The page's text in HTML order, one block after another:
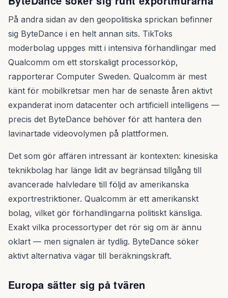
På andra sidan av den geopolitiska sprickan befinner
sig ByteDance i en helt annan sits. TikToks
moderbolag uppges mitt i intensiva förhandlingar med
Qualcomm om ett storskaligt processorköp,
rapporterar Computer Sweden. Qualcomm är mest
känt för mobilkretsar men har de senaste åren aktivt
expanderat inom datacenter och artificiell intelligens —
precis det ByteDance behöver för att hantera den
lavinartade videovolymen på plattformen.
Det som gör affären intressant är kontexten: kinesiska
teknikbolag har länge lidit av begränsad tillgång till
avancerade halvledare till följd av amerikanska
exportrestriktioner. Qualcomm är ett amerikanskt
bolag, vilket gör förhandlingarna politiskt känsliga.
Exakt vilka processortyper det rör sig om är ännu
oklart — men signalen är tydlig. ByteDance söker
aktivt alternativa vägar till beräkningskraft.
Europa sätter sig på tvären